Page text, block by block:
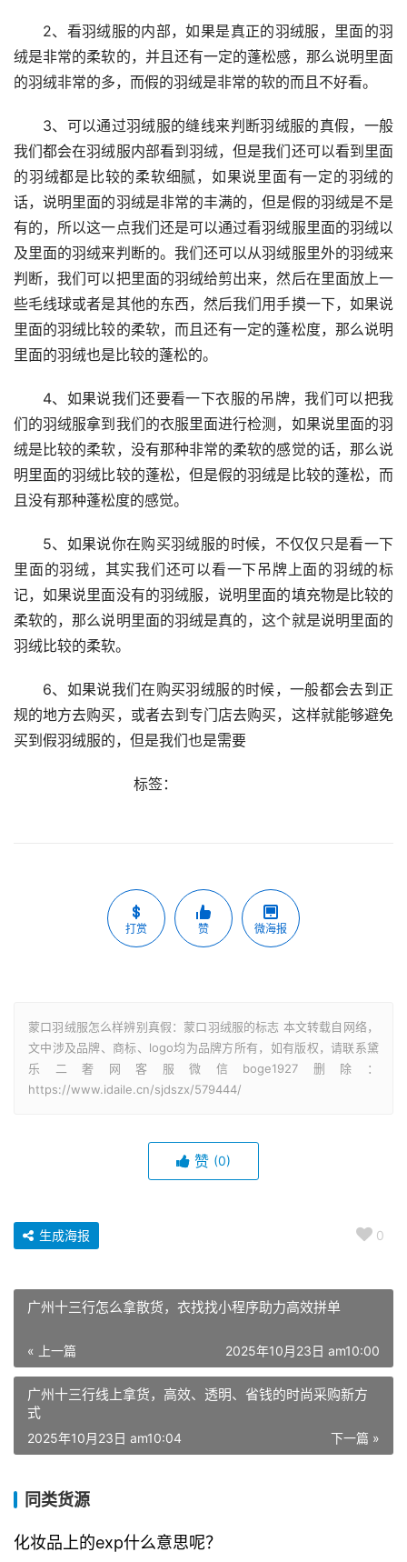
2、看羽绒服的内部，如果是真正的羽绒服，里面的羽
绒是非常的柔软的，并且还有一定的蓬松感，那么说明里面
的羽绒非常的多，而假的羽绒是非常的软的而且不好看。
3、可以通过羽绒服的缝线来判断羽绒服的真假，一般
我们都会在羽绒服内部看到羽绒，但是我们还可以看到里面
的羽绒都是比较的柔软细腻，如果说里面有一定的羽绒的
话，说明里面的羽绒是非常的丰满的，但是假的羽绒是不是
有的，所以这一点我们还是可以通过看羽绒服里面的羽绒以
及里面的羽绒来判断的。我们还可以从羽绒服里外的羽绒来
判断，我们可以把里面的羽绒给剪出来，然后在里面放上一
些毛线球或者是其他的东西，然后我们用手摸一下，如果说
里面的羽绒比较的柔软，而且还有一定的蓬松度，那么说明
里面的羽绒也是比较的蓬松的。
4、如果说我们还要看一下衣服的吊牌，我们可以把我
们的羽绒服拿到我们的衣服里面进行检测，如果说里面的羽
绒是比较的柔软，没有那种非常的柔软的感觉的话，那么说
明里面的羽绒比较的蓬松，但是假的羽绒是比较的蓬松，而
且没有那种蓬松度的感觉。
5、如果说你在购买羽绒服的时候，不仅仅只是看一下
里面的羽绒，其实我们还可以看一下吊牌上面的羽绒的标
记，如果说里面没有的羽绒服，说明里面的填充物是比较的
柔软的，那么说明里面的羽绒是真的，这个就是说明里面的
羽绒比较的柔软。
6、如果说我们在购买羽绒服的时候，一般都会去到正
规的地方去购买，或者去到专门店去购买，这样就能够避免
买到假羽绒服的，但是我们也是需要
                    标签：
打赏 赞 微海报
蒙口羽绒服怎么样辨别真假：蒙口羽绒服的标志 本文转载自网络，
文中涉及品牌、商标、logo均为品牌方所有，如有版权，请联系黛
乐二奢网客服微信boge1927删除：
https://www.idaile.cn/sjdszx/579444/
赞 (0)
0
生成海报
广州十三行怎么拿散货，衣找找小程序助力高效拼单
« 上一篇 2025年10月23日 am10:00
广州十三行线上拿货，高效、透明、省钱的时尚采购新方
式
下一篇 »
2025年10月23日 am10:04
同类货源
化妆品上的exp什么意思呢？